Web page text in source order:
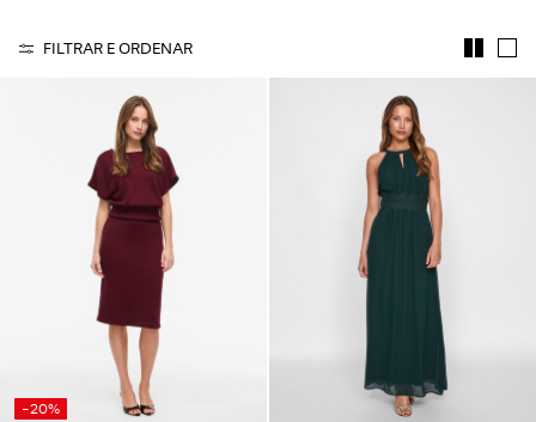
português
FILTRAR E ORDENAR
-20%